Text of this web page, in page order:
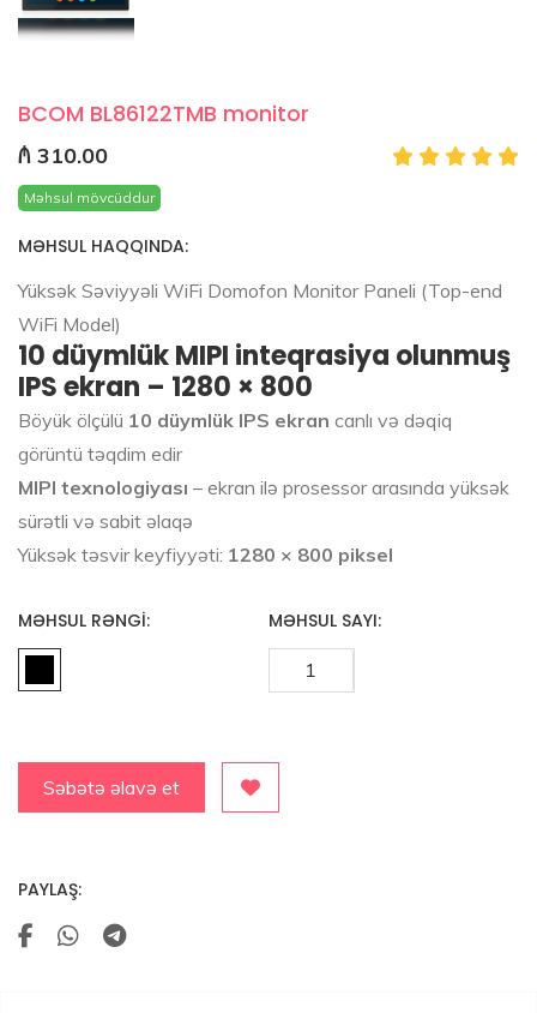
BCOM BL86122TMB monitor
₼ 310.00
Məhsul mövcüddur
MƏHSUL HAQQINDA:
Yüksək Səviyyəli WiFi Domofon Monitor Paneli (Top-end
WiFi Model)
10 düymlük MIPI inteqrasiya olunmuş
IPS ekran – 1280 × 800
Böyük ölçülü 10 düymlük IPS ekran canlı və dəqiq
görüntü təqdim edir
MIPI texnologiyası – ekran ilə prosessor arasında yüksək
sürətli və sabit əlaqə
Yüksək təsvir keyfiyyəti: 1280 × 800 piksel
MƏHSUL RƏNGI: MƏHSUL SAYI:
Səbətə əlavə et
PAYLAŞ: